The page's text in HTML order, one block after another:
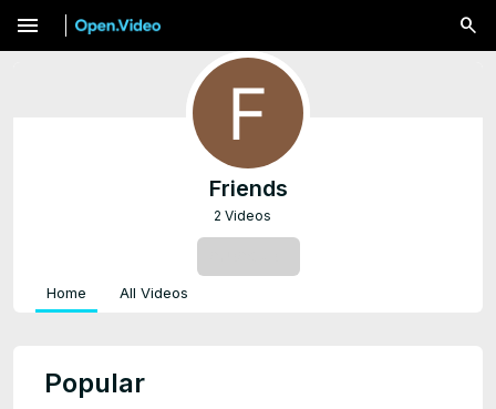
menu
Friends
2 Videos
Home All Videos
Popular